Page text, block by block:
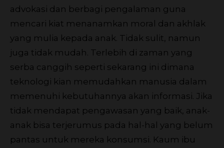
advokasi dan berbagi pengalaman guna
mencari kiat menanamkan moral dan akhlak
yang mulia kepada anak. Tidak sulit, namun
juga tidak mudah. Terlebih di zaman yang
serba canggih seperti sekarang ini dimana
teknologi kian memudahkan manusia dalam
memenuhi kebutuhannya akan informasi. Jika
tidak mendapat pengawasan yang baik, anak-
anak bisa terjerumus pada hal-hal yang belum
pantas untuk mereka konsumsi. Kaum ibu